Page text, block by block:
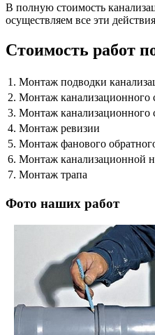
В полную стоимость
осуществляем все эти
Стоимость работ
1. Монтаж подводки
2. Монтаж канализационного
3. Монтаж канализационного
4. Монтаж ревизии
5. Монтаж фанового
6. Монтаж канализационной
7. Монтаж трапа
Фото наших работ